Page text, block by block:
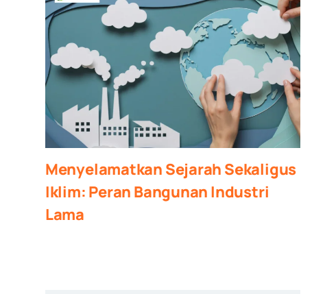
Menyelamatkan Sejarah Sekaligus
Iklim: Peran Bangunan Industri
Lama